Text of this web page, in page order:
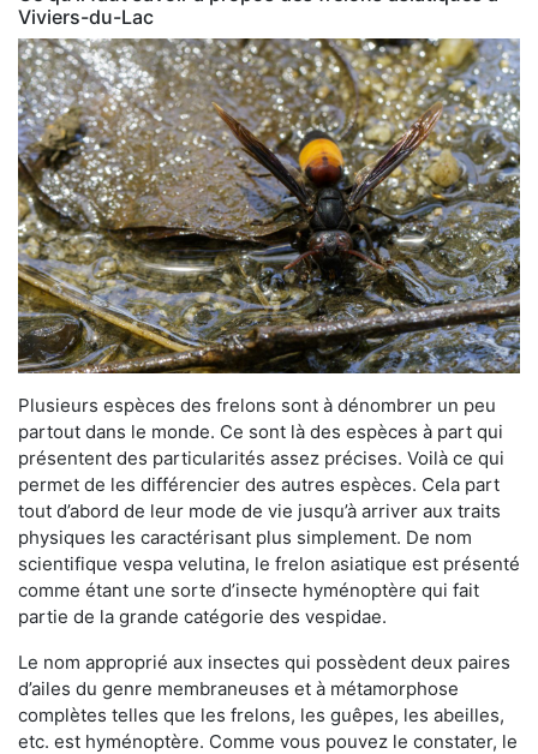
Viviers-du-Lac
Plusieurs espèces des frelons sont à dénombrer un peu
partout dans le monde. Ce sont là des espèces à part qui
présentent des particularités assez précises. Voilà ce qui
permet de les différencier des autres espèces. Cela part
tout d’abord de leur mode de vie jusqu’à arriver aux traits
physiques les caractérisant plus simplement. De nom
scientifique vespa velutina, le frelon asiatique est présenté
comme étant une sorte d’insecte hyménoptère qui fait
partie de la grande catégorie des vespidae.
Le nom approprié aux insectes qui possèdent deux paires
d’ailes du genre membraneuses et à métamorphose
complètes telles que les frelons, les guêpes, les abeilles,
etc. est hyménoptère. Comme vous pouvez le constater, le